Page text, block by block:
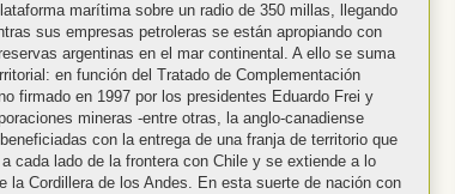
marítima sobre un radio de 350 millas, llegando
sus empresas petroleras se están apropiando con
argentinas en el mar continental. A ello se suma
en función del Tratado de Complementación
firmado en 1997 por los presidentes Eduardo Frei y
mineras -entre otras, la anglo-canadiense
con la entrega de una franja de territorio que
cada lado de la frontera con Chile y se extiende a lo
la Cordillera de los Andes. En esta suerte de nación con